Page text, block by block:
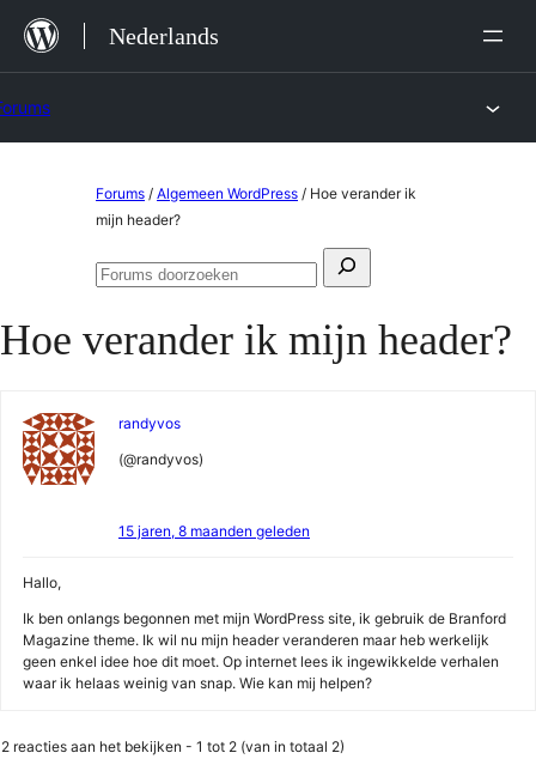
naar
Nederlands
Forums / Algemeen WordPress / Hoe verander ik
mijn header?
Zoeken
Forums
Hoe verander ik mijn header?
randyvos
(@randyvos)
15 jaren, 8 maanden geleden
Hallo,
Ik ben onlangs begonnen met mijn WordPress site, ik gebruik de Branford
Magazine theme. Ik wil nu mijn header veranderen maar heb werkelijk
geen enkel idee hoe dit moet. Op internet lees ik ingewikkelde verhalen
waar ik helaas weinig van snap. Wie kan mij helpen?
2 reacties aan het bekijken - 1 tot 2 (van in totaal 2)